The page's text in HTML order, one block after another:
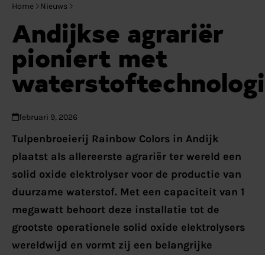
Home Nieuws
Andijkse agrariër
pioniert met
februari 9, 2026
Tulpenbroeierij Rainbow Colors in Andijk
plaatst als allereerste agrariër ter wereld een
solid oxide elektrolyser voor de productie van
duurzame waterstof. Met een capaciteit van 1
megawatt behoort deze installatie tot de
grootste operationele solid oxide elektrolysers
wereldwijd en vormt zij een belangrijke